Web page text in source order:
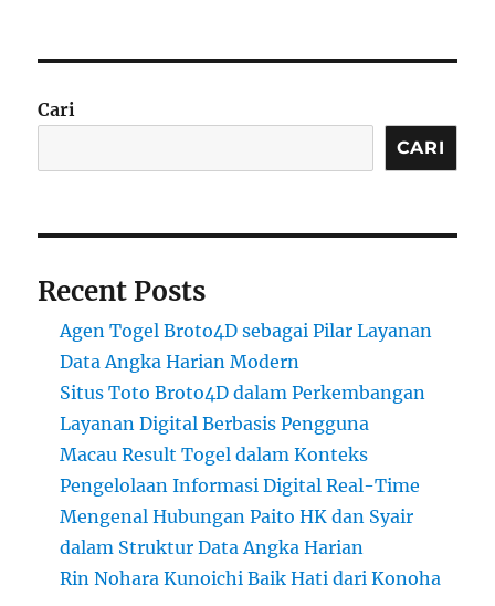
Cari
CARI
Recent Posts
Agen Togel Broto4D sebagai Pilar Layanan
Data Angka Harian Modern
Situs Toto Broto4D dalam Perkembangan
Layanan Digital Berbasis Pengguna
Macau Result Togel dalam Konteks
Pengelolaan Informasi Digital Real-Time
Mengenal Hubungan Paito HK dan Syair
dalam Struktur Data Angka Harian
Rin Nohara Kunoichi Baik Hati dari Konoha